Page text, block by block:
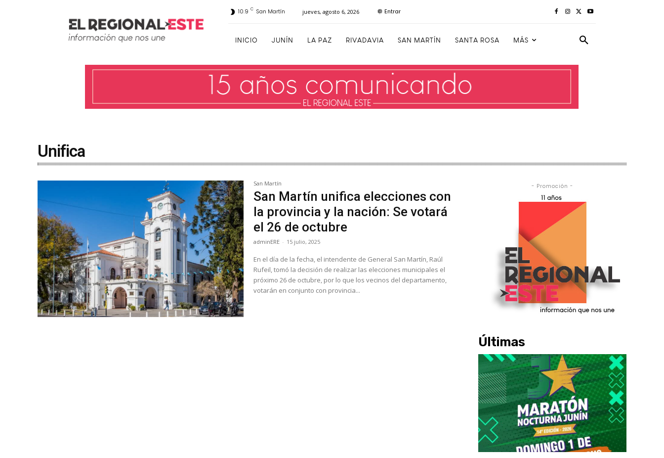
10.9 C San Martín jueves, agosto 6, 2026 Entrar
INICIO JUNÍN LA PAZ RIVADAVIA SAN MARTÍN SANTA ROSA MÁS
Unifica
San Martín
San Martín unifica elecciones con
la provincia y la nación: Se votará
el 26 de octubre
adminERE - 15 julio, 2025
En el día de la fecha, el intendente de General San Martín, Raúl
Rufeil, tomó la decisión de realizar las elecciones municipales el
próximo 26 de octubre, por lo que los vecinos del departamento,
votarán en conjunto con provincia...
- Promoción -
Últimas